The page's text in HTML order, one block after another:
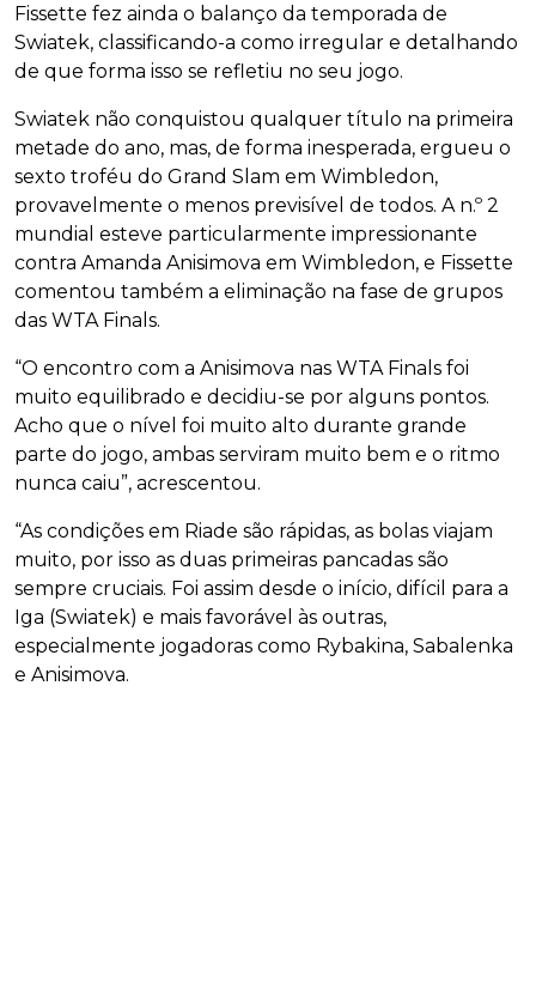
Fissette fez ainda o balanço da temporada de
Swiatek, classificando-a como irregular e detalhando
de que forma isso se refletiu no seu jogo.
Swiatek não conquistou qualquer título na primeira
metade do ano, mas, de forma inesperada, ergueu o
sexto troféu do Grand Slam em Wimbledon,
provavelmente o menos previsível de todos. A n.º 2
mundial esteve particularmente impressionante
contra Amanda Anisimova em Wimbledon, e Fissette
comentou também a eliminação na fase de grupos
das WTA Finals.
“O encontro com a Anisimova nas WTA Finals foi
muito equilibrado e decidiu-se por alguns pontos.
Acho que o nível foi muito alto durante grande
parte do jogo, ambas serviram muito bem e o ritmo
nunca caiu”, acrescentou.
“As condições em Riade são rápidas, as bolas viajam
muito, por isso as duas primeiras pancadas são
sempre cruciais. Foi assim desde o início, difícil para a
Iga (Swiatek) e mais favorável às outras,
especialmente jogadoras como Rybakina, Sabalenka
e Anisimova.